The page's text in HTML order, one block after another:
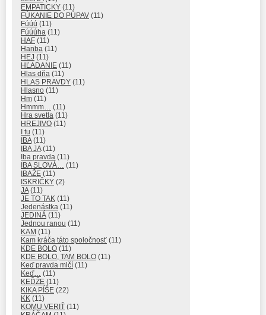
EMPATICKY (11)
FÚKANIE DO PÚPAV (11)
Fúúú (11)
Fúúúha (11)
HAF (11)
Hanba (11)
HEJ (11)
HĽADANIE (11)
Hlas dňa (11)
HLAS PRAVDY (11)
Hlasno (11)
Hm (11)
Hmmm… (11)
Hra svetla (11)
HREJIVO (11)
I tu (11)
IBA(11)
IBA JA(11)
Iba pravda (11)
IBA SLOVÁ… (11)
IBAŽE (11)
ISKRIČKY (2)
JA(11)
JE TO TAK (11)
Jedenástka (11)
JEDINÁ (11)
Jednou ranou (11)
KAM (11)
Kam kráča táto spoločnosť (11)
KDE BOLO (11)
KDE BOLO, TAM BOLO (11)
Keď pravda mlčí (11)
Keď… (11)
KEĎŽE (11)
KIKA PÍŠE (22)
KK (11)
KOMU VERIŤ (11)